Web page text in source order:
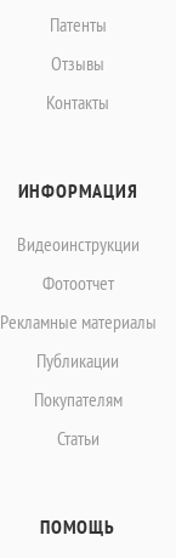
Патенты
Отзывы
Контакты
ИНФОРМАЦИЯ
Видеоинструкции
Фотоотчет
Рекламные материалы
Публикации
Покупателям
Статьи
ПОМОЩЬ